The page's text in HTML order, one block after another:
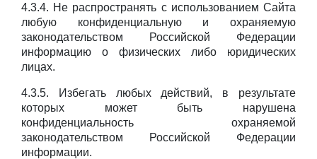
4.3.4. Не распространять с использованием Сайта
любую конфиденциальную и охраняемую
законодательством Российской Федерации
информацию о физических либо юридических
лицах.
4.3.5. Избегать любых действий, в результате
которых может быть нарушена
конфиденциальность охраняемой
законодательством Российской Федерации
информации.